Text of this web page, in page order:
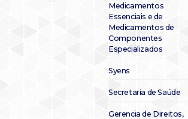
Medicamentos
Essenciais e de
Medicamentos de
Componentes
Especializados
Syens
Secretaria de Saúde
Gerencia de Direitos,